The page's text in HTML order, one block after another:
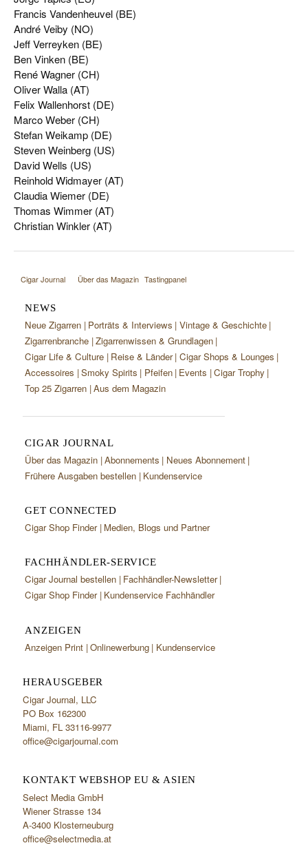
Francis Vandenheuvel (BE)
André Veiby (NO)
Jeff Verreyken (BE)
Ben Vinken (BE)
René Wagner (CH)
Oliver Walla (AT)
Felix Wallenhorst (DE)
Marco Weber (CH)
Stefan Weikamp (DE)
Steven Weinberg (US)
David Wells (US)
Reinhold Widmayer (AT)
Claudia Wiemer (DE)
Thomas Wimmer (AT)
Christian Winkler (AT)
Cigar Journal Über das Magazin Tastingpanel
NEWS
Neue Zigarren Porträts & Interviews Vintage & Geschichte
Zigarrenbranche Zigarrenwissen & Grundlagen
Cigar Life & Culture Reise & Länder Cigar Shops & Lounges
Accessoires Smoky Spirits Pfeifen Events Cigar Trophy
Top 25 Zigarren Aus dem Magazin
CIGAR JOURNAL
Über das Magazin Abonnements
Neues Abonnement
Frühere Ausgaben bestellen Kundenservice
GET CONNECTED
Cigar Shop Finder Medien, Blogs und Partner
FACHHÄNDLER-SERVICE
Cigar Journal bestellen Fachhändler-Newsletter
Cigar Shop Finder Kundenservice Fachhändler
ANZEIGEN
Anzeigen Print Onlinewerbung Kundenservice
HERAUSGEBER
Cigar Journal, LLC
PO Box 162300
Miami, FL 33116-9977
office@cigarjournal.com
KONTAKT WEBSHOP EU & ASIEN
Select Media GmbH
Wiener Strasse 134
A-3400 Klosterneuburg
office@selectmedia.at